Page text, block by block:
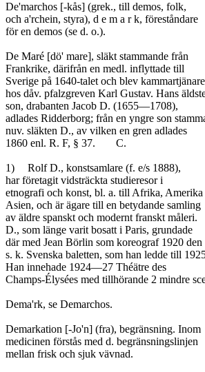
De'marchos [-kås] (grek., till demos, folk,
och a'rchein, styra), d e m a r k, föreståndare
för en demos (se d. o.).
De Maré [dö' mare], släkt stammande från
Frankrike, därifrån en medl. inflyttade till
Sverige på 1640-talet och blev kammartjänare
hos dåv. pfalzgreven Karl Gustav. Hans
son, drabanten Jacob D. (1655—1708),
adlades Ridderborg; från en yngre son
nuv. släkten D., av vilken en gren adlades
1860 enl. R. F, § 37.	C.
1)	Rolf D., konstsamlare (f. e/s 1888),
har företagit vidsträckta studieresor i
etnografi och konst, bl. a. till Afrika, Amerika
Asien, och är ägare till en betydande samling
av äldre spanskt och modernt franskt måleri.
D., som länge varit bosatt i Paris, grundade
där med Jean Börlin som koreograf 1920 den
s. k. Svenska baletten, som han ledde till
Han innehade 1924—27 Théätre des
Champs-Élysées med tillhörande 2 mindre
Dema'rk, se Demarchos.
Demarkation [-Jo'n] (fra), begränsning. Inom
medicinen förstås med d. begränsningslinjen
mellan frisk och sjuk vävnad.